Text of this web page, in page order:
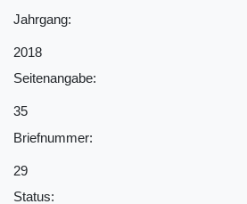
Jahrgang:
2018
Seitenangabe:
35
Briefnummer:
29
Status: